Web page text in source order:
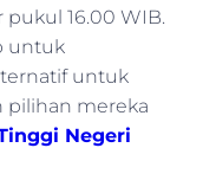
16.00 WIB.
untuk
untuk
pilihan mereka
Negeri